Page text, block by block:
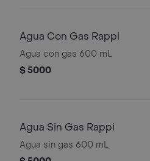
Agua Con Gas Rappi
Agua con gas 600 mL
$ 5000
Agua Sin Gas Rappi
Agua sin gas 600 mL